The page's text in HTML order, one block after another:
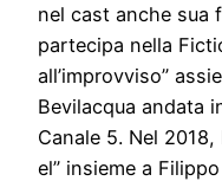
nel cast anche sua
partecipa nella
all’improvviso”
Bevilacqua andata
Canale 5. Nel
el” insieme a